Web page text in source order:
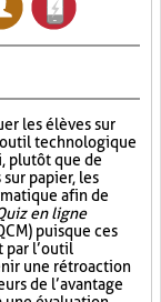
les élèves sur
outil technologique
plutôt que de
papier, les
afin de
en ligne
puisque ces
par l’outil
une rétroaction
de l’avantage